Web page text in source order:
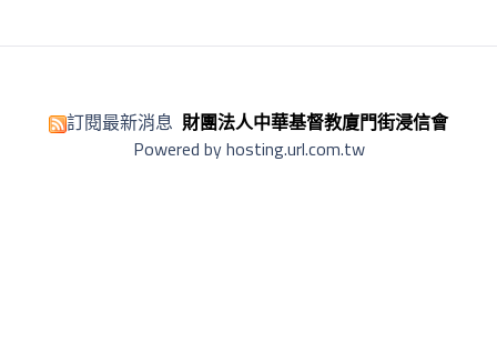
訂閱最新消息 財團法人中華基督教廈門街浸信會
Powered by hosting.url.com.tw